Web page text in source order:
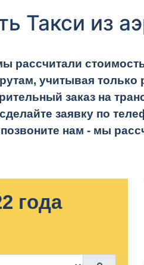
Такси из
рассчитали
учитывая только
заказ на
заявку по
позвоните нам - мы
года